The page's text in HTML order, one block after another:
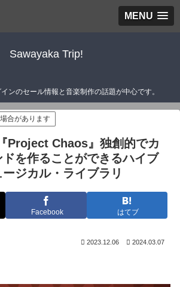
MENU
Sawayaka Trip!
ンのセール情報と音楽制作の話題が中心です。
合があります
Project Chaos』独創的でカ
を作ることができるハイブ
ジカル・ライブラリ
Facebook はてブ
2023.12.06 2024.03.07